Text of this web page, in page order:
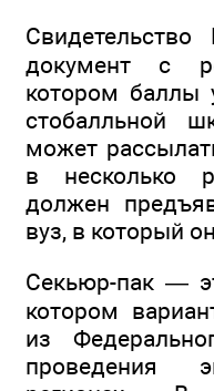
документ с
котором баллы
стобалльной
может
в несколько
должен
вуз, в который
Секьюр-пак —
котором
из
проведения